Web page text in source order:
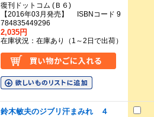
復刊ドットコム (Ｂ６)
【2016年03月発売】 ISBNコード 9
784835449296
2,035円
在庫状況：在庫あり（1～2日で出荷）
鈴木敏夫のジブリ汗まみれ ４